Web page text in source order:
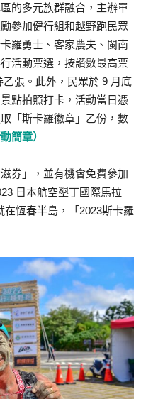
的多元族群融合，主辦單
參加健行組和越野跑民眾
羅勇士、客家農夫、閩南
活動票選，按讚數最高票
張。此外，民眾於 9 月底
點拍照打卡，活動當日憑
「斯卡羅徽章」乙份，數
簡章）
券」，並有機會免費參加
日本航空墾丁國際馬拉
恆春半島，「2023斯卡羅